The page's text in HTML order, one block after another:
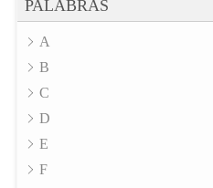
PALABRAS
A
B
C
D
E
F